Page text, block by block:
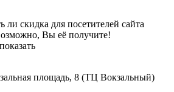
ли скидка для посетителей сайта
Вы её получите!
площадь, 8 (ТЦ Вокзальный)